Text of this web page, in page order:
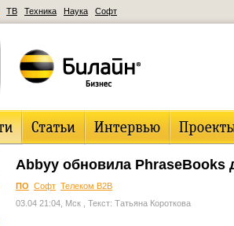
ТВ Техника Наука Софт
Abbyy обновила PhraseBooks
ПО Софт Телеком B2B
03.04 21:04, Мск , Текст: Татьяна Короткова